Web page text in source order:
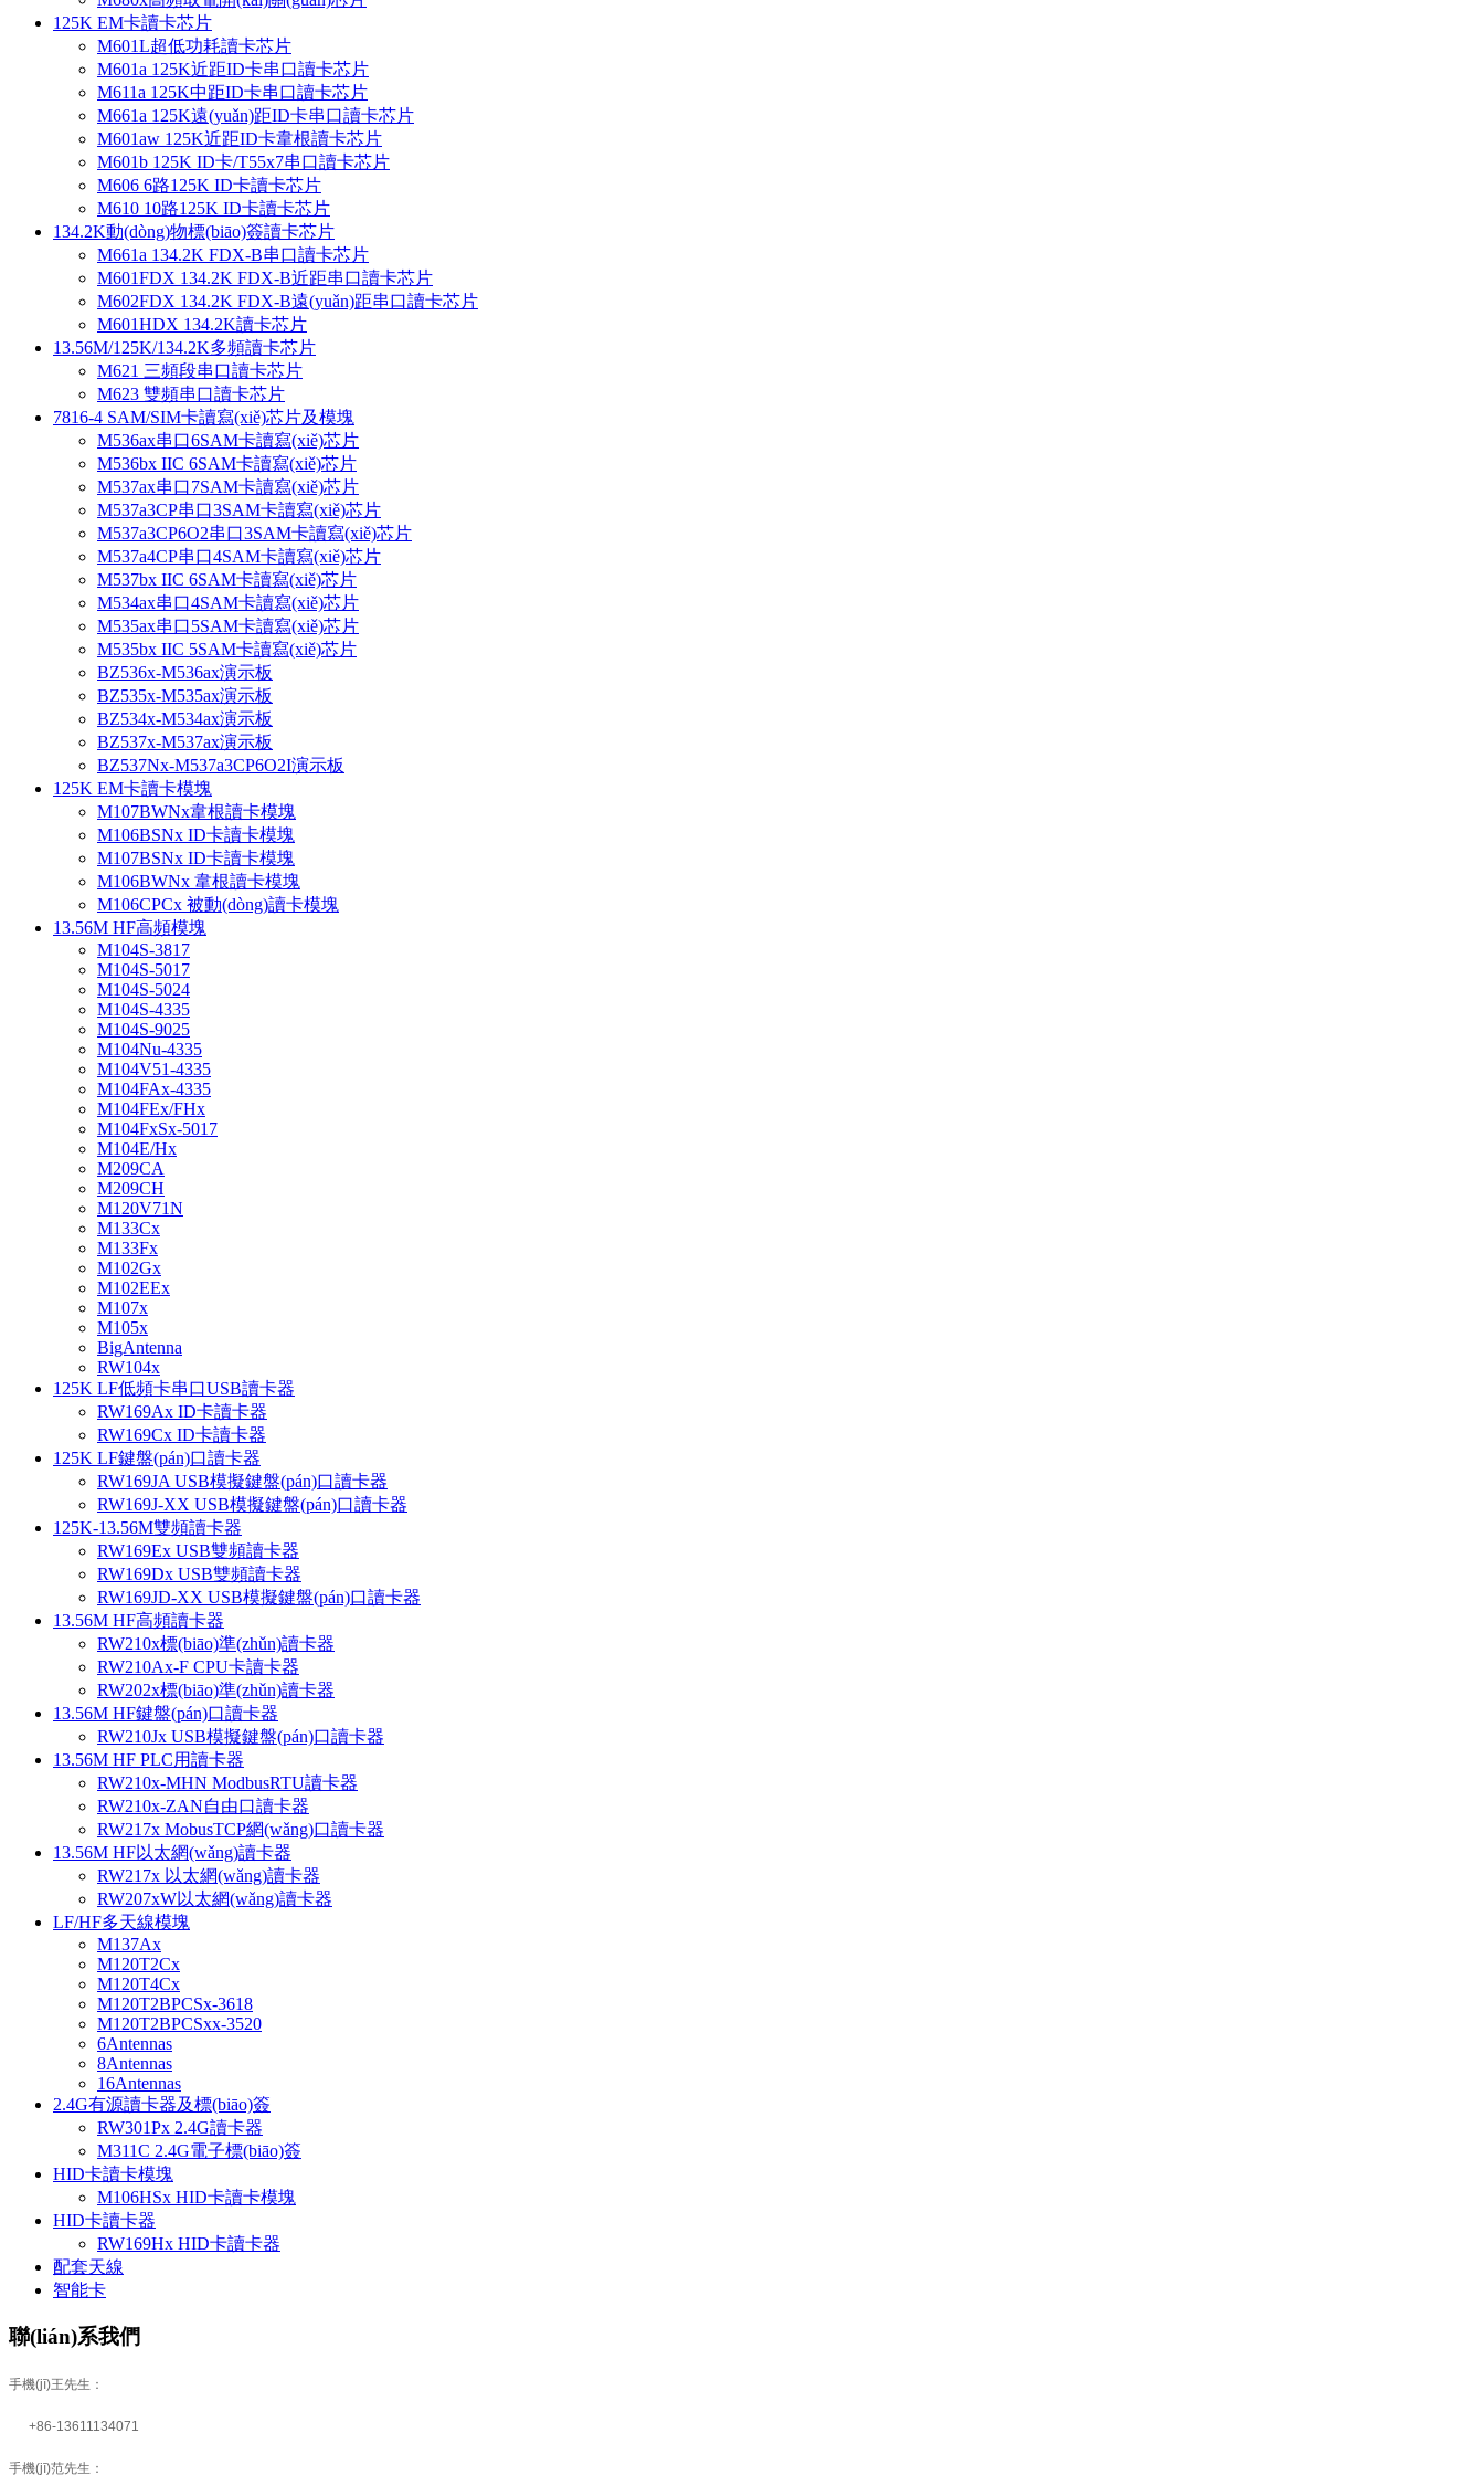
125K EM卡讀卡芯片
M601L超低功耗讀卡芯片
M601a 125K近距ID卡串口讀卡芯片
M611a 125K中距ID卡串口讀卡芯片
M661a 125K遠(yuǎn)距ID卡串口讀卡芯片
M601aw 125K近距ID卡韋根讀卡芯片
M601b 125K ID卡/T55x7串口讀卡芯片
M606 6路125K ID卡讀卡芯片
M610 10路125K ID卡讀卡芯片
134.2K動(dòng)物標(biāo)簽讀卡芯片
M661a 134.2K FDX-B串口讀卡芯片
M601FDX 134.2K FDX-B近距串口讀卡芯片
M602FDX 134.2K FDX-B遠(yuǎn)距串口讀卡芯片
M601HDX 134.2K讀卡芯片
13.56M/125K/134.2K多頻讀卡芯片
M621 三頻段串口讀卡芯片
M623 雙頻串口讀卡芯片
7816-4 SAM/SIM卡讀寫(xiě)芯片及模塊
M536ax串口6SAM卡讀寫(xiě)芯片
M536bx IIC 6SAM卡讀寫(xiě)芯片
M537ax串口7SAM卡讀寫(xiě)芯片
M537a3CP串口3SAM卡讀寫(xiě)芯片
M537a3CP6O2串口3SAM卡讀寫(xiě)芯片
M537a4CP串口4SAM卡讀寫(xiě)芯片
M537bx IIC 6SAM卡讀寫(xiě)芯片
M534ax串口4SAM卡讀寫(xiě)芯片
M535ax串口5SAM卡讀寫(xiě)芯片
M535bx IIC 5SAM卡讀寫(xiě)芯片
BZ536x-M536ax演示板
BZ535x-M535ax演示板
BZ534x-M534ax演示板
BZ537x-M537ax演示板
BZ537Nx-M537a3CP6O2I演示板
125K EM卡讀卡模塊
M107BWNx韋根讀卡模塊
M106BSNx ID卡讀卡模塊
M107BSNx ID卡讀卡模塊
M106BWNx 韋根讀卡模塊
M106CPCx 被動(dòng)讀卡模塊
13.56M HF高頻模塊
M104S-3817
M104S-5017
M104S-5024
M104S-4335
M104S-9025
M104Nu-4335
M104V51-4335
M104FAx-4335
M104FEx/FHx
M104FxSx-5017
M104E/Hx
M209CA
M209CH
M120V71N
M133Cx
M133Fx
M102Gx
M102EEx
M107x
M105x
BigAntenna
RW104x
125K LF低頻卡串口USB讀卡器
RW169Ax ID卡讀卡器
RW169Cx ID卡讀卡器
125K LF鍵盤(pán)口讀卡器
RW169JA USB模擬鍵盤(pán)口讀卡器
RW169J-XX USB模擬鍵盤(pán)口讀卡器
125K-13.56M雙頻讀卡器
RW169Ex USB雙頻讀卡器
RW169Dx USB雙頻讀卡器
RW169JD-XX USB模擬鍵盤(pán)口讀卡器
13.56M HF高頻讀卡器
RW210x標(biāo)準(zhǔn)讀卡器
RW210Ax-F CPU卡讀卡器
RW202x標(biāo)準(zhǔn)讀卡器
13.56M HF鍵盤(pán)口讀卡器
RW210Jx USB模擬鍵盤(pán)口讀卡器
13.56M HF PLC用讀卡器
RW210x-MHN ModbusRTU讀卡器
RW210x-ZAN自由口讀卡器
RW217x MobusTCP網(wǎng)口讀卡器
13.56M HF以太網(wǎng)讀卡器
RW217x 以太網(wǎng)讀卡器
RW207xW以太網(wǎng)讀卡器
LF/HF多天線模塊
M137Ax
M120T2Cx
M120T4Cx
M120T2BPCSx-3618
M120T2BPCSxx-3520
6Antennas
8Antennas
16Antennas
2.4G有源讀卡器及標(biāo)簽
RW301Px 2.4G讀卡器
M311C 2.4G電子標(biāo)簽
HID卡讀卡模塊
M106HSx HID卡讀卡模塊
HID卡讀卡器
RW169Hx HID卡讀卡器
配套天線
智能卡
聯(lián)系我們
手機(jī)王先生：
+86-13611134071
手機(jī)范先生：